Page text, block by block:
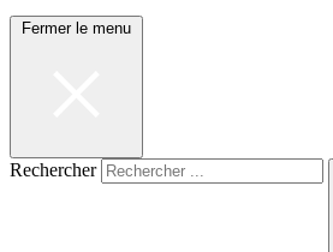
Fermer le menu
Rechercher